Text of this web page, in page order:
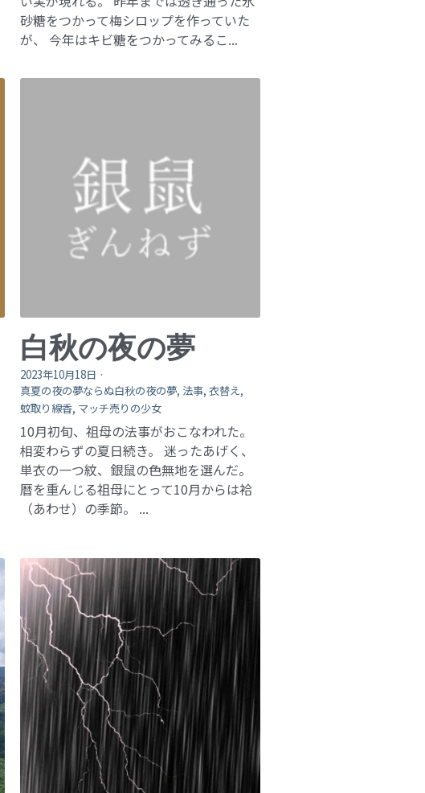
砂糖をつかって梅シロップを作っていた
が、 今年はキビ糖をつかってみるこ...
白秋の夜の夢
2023年10月18日 ·
真夏の夜の夢ならぬ白秋の夜の夢, 法事, 衣替え,
蚊取り線香, マッチ売りの少女
10月初旬、祖母の法事がおこなわれた。
相変わらずの夏日続き。 迷ったあげく、
単衣の一つ紋、銀鼠の色無地を選んだ。
暦を重んじる祖母にとって10月からは袷
（あわせ）の季節。 ...